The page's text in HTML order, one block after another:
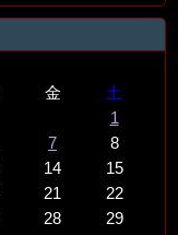
金
土
1
7
8
14
15
21
22
28
29